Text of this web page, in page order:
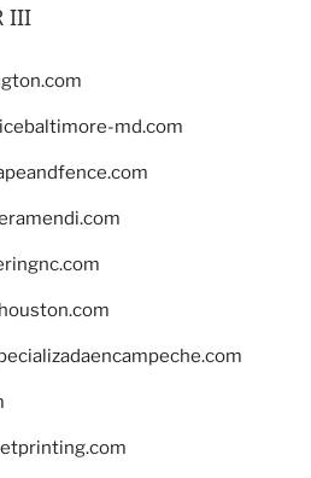
III
md.com